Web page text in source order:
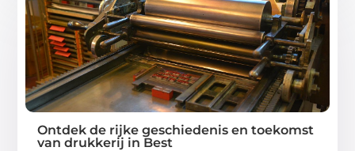
Ontdek de rijke geschiedenis en toekomst
van drukkerij in Best